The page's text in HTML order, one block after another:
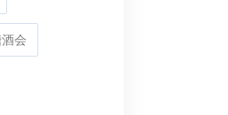
会